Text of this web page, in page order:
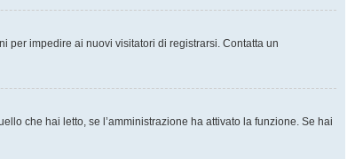
per impedire ai nuovi visitatori di registrarsi. Contatta un
che hai letto, se l’amministrazione ha attivato la funzione. Se hai